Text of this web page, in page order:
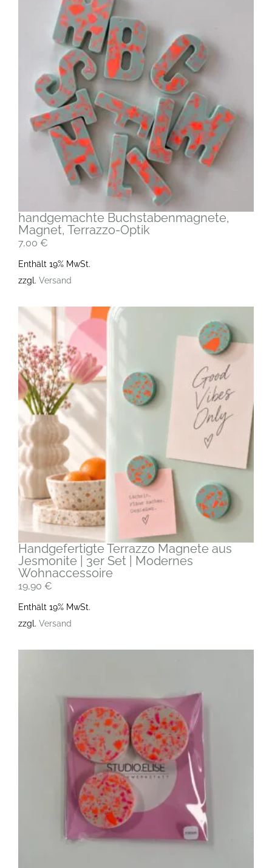
handgemachte Buchstabenmagnete,
Magnet, Terrazzo-Optik
7,00 €
Enthält 19% MwSt.
zzgl. Versand
Handgefertigte Terrazzo Magnete aus
Jesmonite | 3er Set | Modernes
Wohnaccessoire
19,90 €
Enthält 19% MwSt.
zzgl. Versand